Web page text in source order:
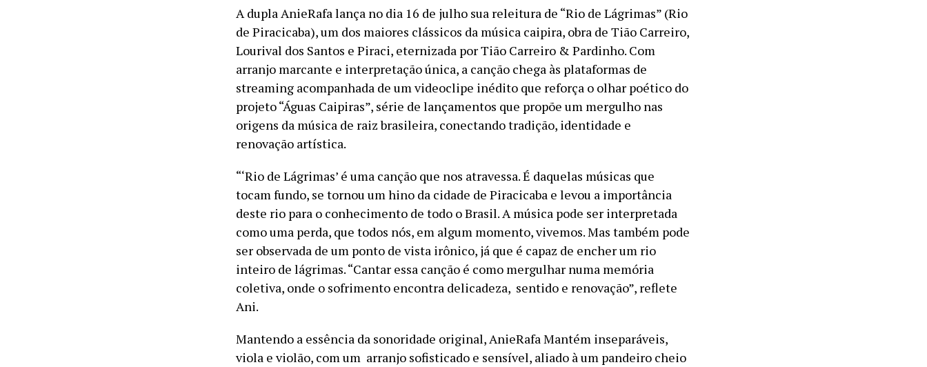
A dupla AnieRafa lança no dia 16 de julho sua releitura de “Rio de Lágrimas” (Rio
de Piracicaba), um dos maiores clássicos da música caipira, obra de Tião Carreiro,
Lourival dos Santos e Piraci, eternizada por Tião Carreiro & Pardinho. Com
arranjo marcante e interpretação única, a canção chega às plataformas de
streaming acompanhada de um videoclipe inédito que reforça o olhar poético do
projeto “Águas Caipiras”, série de lançamentos que propõe um mergulho nas
origens da música de raiz brasileira, conectando tradição, identidade e
renovação artística.
“‘Rio de Lágrimas’ é uma canção que nos atravessa. É daquelas músicas que
tocam fundo, se tornou um hino da cidade de Piracicaba e levou a importância
deste rio para o conhecimento de todo o Brasil. A música pode ser interpretada
como uma perda, que todos nós, em algum momento, vivemos. Mas também pode
ser observada de um ponto de vista irônico, já que é capaz de encher um rio
inteiro de lágrimas. “Cantar essa canção é como mergulhar numa memória
coletiva, onde o sofrimento encontra delicadeza, sentido e renovação”, reflete
Ani.
Mantendo a essência da sonoridade original, AnieRafa Mantém inseparáveis,
viola e violão, com um arranjo sofisticado e sensível, aliado à um pandeiro cheio